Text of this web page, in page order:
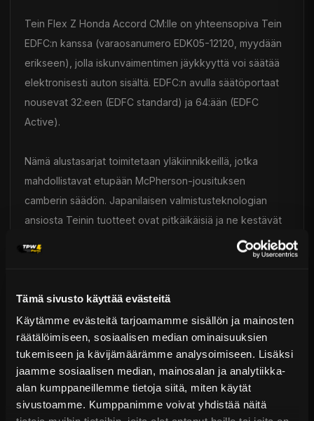
Tämä sivusto käyttää evästeitä
Käytämme evästeitä tarjoamamme sisällön ja mainosten
räätälöimiseen, sosiaalisen median ominaisuuksien
tukemiseen ja kävijämäärämme analysoimiseen. Lisäksi
jaamme sosiaalisen median, mainosalan ja analytiikka-
alan kumppaneillemme tietoja siitä, miten käytät
sivustoamme. Kumppanimme voivat yhdistää näitä
Tein Flex Z Honda Accord CM:lle on yhteensopiva Tein
EDFC:n kanssa (varaosanumero EDK05-12120, myydään
erikseen), jolla iskunvaimentimen jäykkyyttä voi säätää
elektronisesti auton sisältä. EDFC:n avulla säätöportaat
nousevat 32:een (EDFC standard) ja 64:ään (EDFC
Active).
Nämä alustasarjat toimitetaan yläkiinnikkeillä, jotka
mahdollistavat etupään McPherson-jousituksen
camberin säädön. Japanilaisen valmistusteknologian
ansiosta Teinin tuotteet ovat pitkäikäisiä ja ne kestävät
hyvin korroosiota, pölyä sekä lämpötilan vaihteluita.
Tein Flex Z -alustasarjoissa on tehtaalta lähtien suljettu
iskunvaimennin. Vaihto onnistuu vain koko
iskunvaimenninyksikön vaihtamisella, mikä on edullista ja
nopeaa.
Tein Flex A -mallissa sen sijaan on täysin uudelleen
rakennettava iskunvaimennin. Uudelleenrakennus- ja
huoltopalvelu on saatavilla Teiniltä.